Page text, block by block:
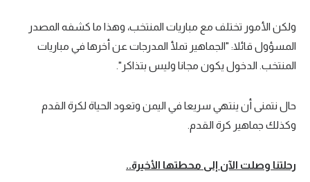
ولكن الأمور تختلف مع مباريات المنتخب، وهذا ما كشفه المصدر
المسؤول قائلا: "الجماهير تملأ المدرجات عن أخرها في مباريات
المنتخب. الدخول يكون مجانا وليس بتذاكر".
حال نتمنى أن ينتهي سريعا في اليمن وتعود الحياة لكرة القدم
وكذلك جماهير كرة القدم.
رحلتنا وصلت الآن إلى محطتها الأخيرة..